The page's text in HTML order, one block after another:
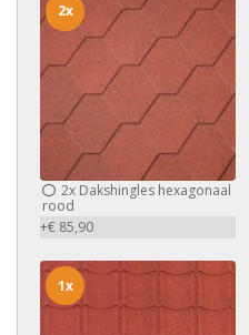
2x Dakshingles hexagonaal
rood
+€ 85,90
2x
1x